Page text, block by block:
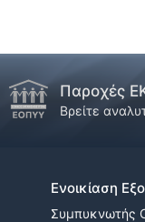
Παροχές
Βρείτε
Ενοικίαση
Συμπυκνωτής